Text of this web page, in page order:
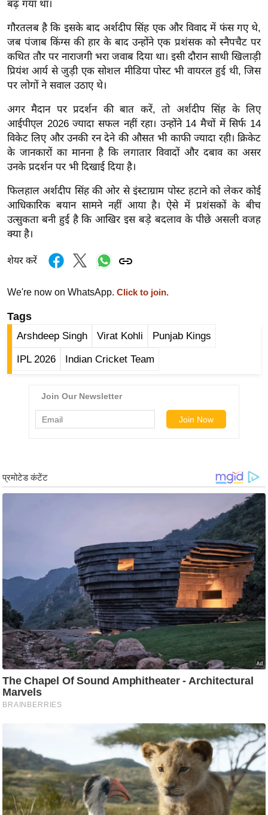
व
र्ल्ड
न्यू
ज
ब्री
फ
म
नो
रं
ज
न
ग
त
बॉ
वु
हॉ
ली
ड
फि
e
a
s
ला
इ
फ
स्टा
इ
ल
क्नॉ
लॉ
जी
ब्यू
टी
बढ़ गया था।
गौरतलब है कि इसके बाद अर्शदीप सिंह एक और विवाद में फंस गए थे,
जब पंजाब किंग्स की हार के बाद उन्होंने एक प्रशंसक को स्नैपचैट पर
कथित तौर पर नाराजगी भरा जवाब दिया था। इसी दौरान साथी खिलाड़ी
प्रियंश आर्य से जुड़ी एक सोशल मीडिया पोस्ट भी वायरल हुई थी, जिस
पर लोगों ने सवाल उठाए थे।
अगर मैदान पर प्रदर्शन की बात करें, तो अर्शदीप सिंह के लिए
आईपीएल 2026 ज्यादा सफल नहीं रहा। उन्होंने 14 मैचों में सिर्फ 14
विकेट लिए और उनकी रन देने की औसत भी काफी ज्यादा रही। क्रिकेट
के जानकारों का मानना है कि लगातार विवादों और दबाव का असर
उनके प्रदर्शन पर भी दिखाई दिया है।
फिलहाल अर्शदीप सिंह की ओर से इंस्टाग्राम पोस्ट हटाने को लेकर कोई
आधिकारिक बयान सामने नहीं आया है। ऐसे में प्रशंसकों के बीच
उत्सुकता बनी हुई है कि आखिर इस बड़े बदलाव के पीछे असली वजह
क्या है।
शेयर करें
We're now on WhatsApp. Click to join.
Tags
Arshdeep Singh Virat Kohli Punjab Kings
IPL 2026 Indian Cricket Team